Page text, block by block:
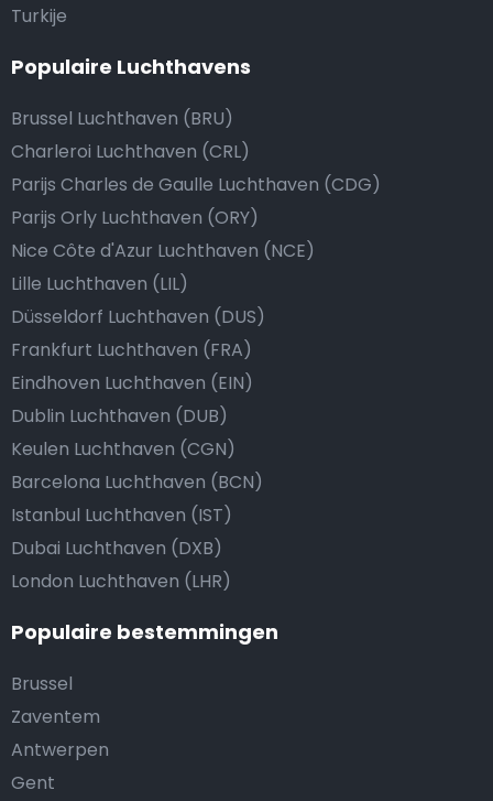
Turkije
Populaire Luchthavens
Brussel Luchthaven (BRU)
Charleroi Luchthaven (CRL)
Parijs Charles de Gaulle Luchthaven (CDG)
Parijs Orly Luchthaven (ORY)
Nice Côte d'Azur Luchthaven (NCE)
Lille Luchthaven (LIL)
Düsseldorf Luchthaven (DUS)
Frankfurt Luchthaven (FRA)
Eindhoven Luchthaven (EIN)
Dublin Luchthaven (DUB)
Keulen Luchthaven (CGN)
Barcelona Luchthaven (BCN)
Istanbul Luchthaven (IST)
Dubai Luchthaven (DXB)
London Luchthaven (LHR)
Populaire bestemmingen
Brussel
Zaventem
Antwerpen
Gent